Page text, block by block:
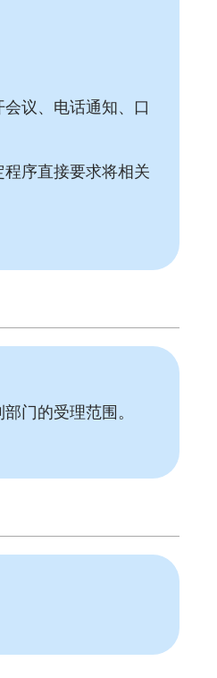
议、电话通知、口
序直接要求将相关
门的受理范围。